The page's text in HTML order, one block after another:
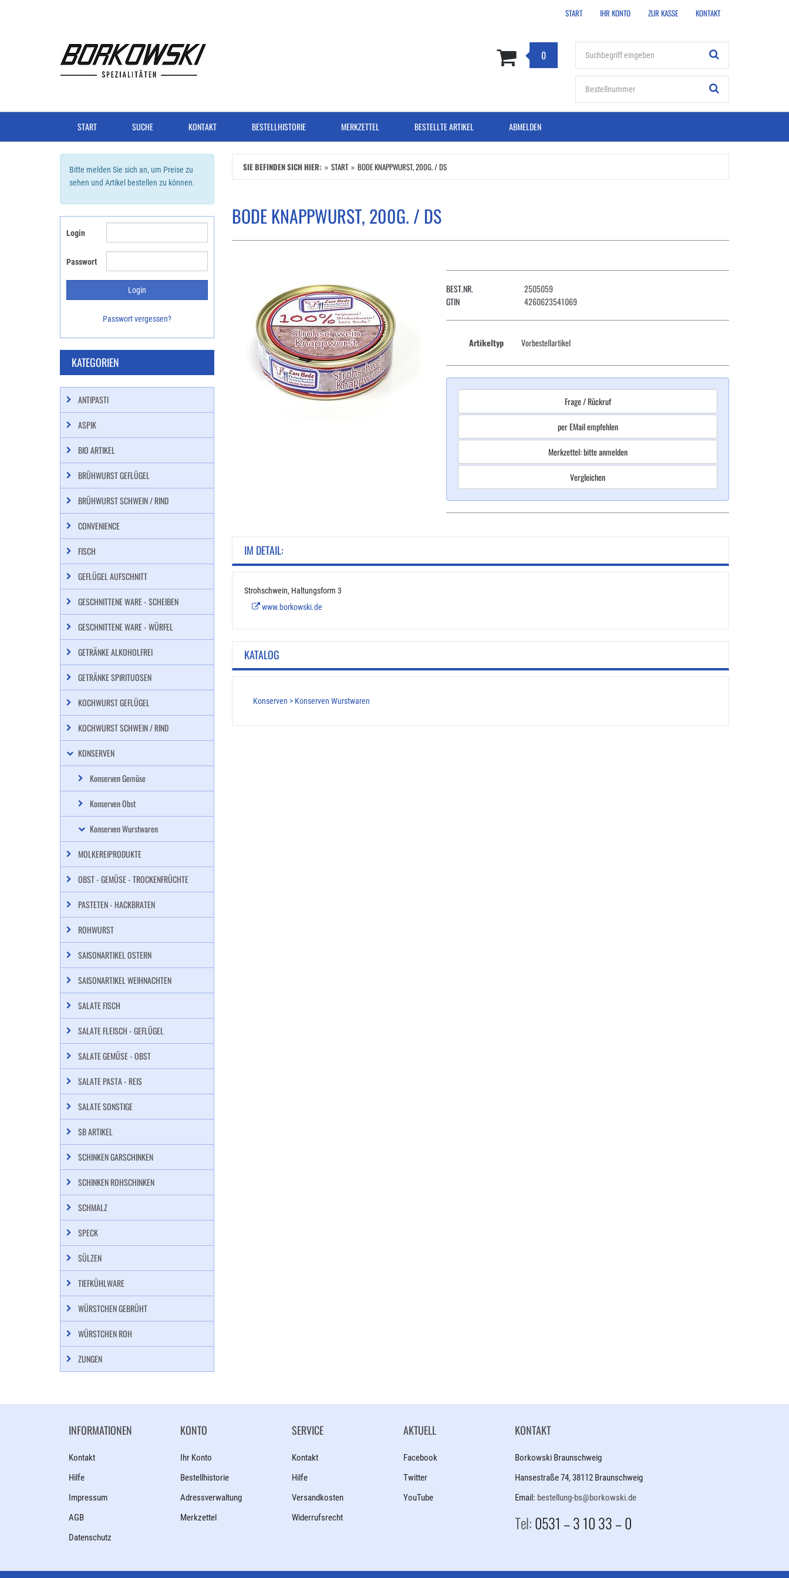
START IHR KONTO ZUR KASSE KONTAKT
0
START SUCHE KONTAKT BESTELLHISTORIE MERKZETTEL BESTELLTE ARTIKEL ABMELDEN
SIE BEFINDEN SICH HIER: START BODE KNAPPWURST, 200G. / DS
BODE KNAPPWURST, 200G. / DS
BEST.NR.
2505059
GTIN
4260623541069
Artikeltyp Vorbestellartikel
Frage / Rückruf
per EMail empfehlen
Merkzettel: bitte anmelden
Vergleichen
IM DETAIL:
Strohschwein, Haltungsform 3
www.borkowski.de
KATALOG
Konserven > Konserven Wurstwaren
Bitte melden Sie sich an, um Preise zu
sehen und Artikel bestellen zu können.
Login
Passwort
Passwort vergessen?
KATEGORIEN
ANTIPASTI
ASPIK
BIO ARTIKEL
BRÜHWURST GEFLÜGEL
BRÜHWURST SCHWEIN / RIND
CONVENIENCE
FISCH
GEFLÜGEL AUFSCHNITT
GESCHNITTENE WARE - SCHEIBEN
GESCHNITTENE WARE - WÜRFEL
GETRÄNKE ALKOHOLFREI
GETRÄNKE SPIRITUOSEN
KOCHWURST GEFLÜGEL
KOCHWURST SCHWEIN / RIND
KONSERVEN
Konserven Gemüse
Konserven Obst
Konserven Wurstwaren
MOLKEREIPRODUKTE
OBST - GEMÜSE - TROCKENFRÜCHTE
PASTETEN - HACKBRATEN
ROHWURST
SAISONARTIKEL OSTERN
SAISONARTIKEL WEIHNACHTEN
SALATE FISCH
SALATE FLEISCH - GEFLÜGEL
SALATE GEMÜSE - OBST
SALATE PASTA - REIS
SALATE SONSTIGE
SB ARTIKEL
SCHINKEN GARSCHINKEN
SCHINKEN ROHSCHINKEN
SCHMALZ
SPECK
SÜLZEN
TIEFKÜHLWARE
WÜRSTCHEN GEBRÜHT
WÜRSTCHEN ROH
ZUNGEN
INFORMATIONEN
Kontakt
Hilfe
Impressum
AGB
Datenschutz
KONTO
Ihr Konto
Bestellhistorie
Adressverwaltung
Merkzettel
SERVICE
Kontakt
Hilfe
Versandkosten
Widerrufsrecht
AKTUELL
Facebook
Twitter
YouTube
KONTAKT
Borkowski Braunschweig
Hansestraße 74, 38112 Braunschweig
Email: bestellung-bs@borkowski.de
Tel:0531 – 3 10 33 – 0